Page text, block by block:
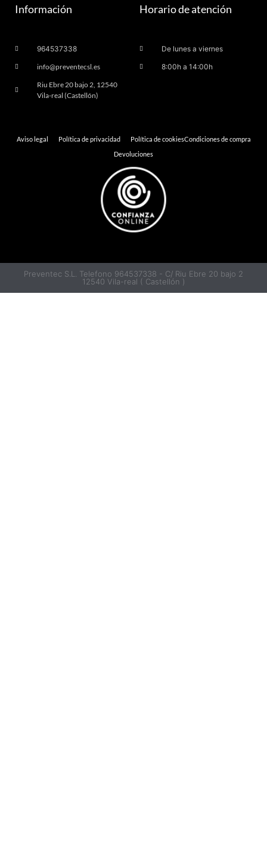
Información
964537338
info@preventecsl.es
Riu Ebre 20 bajo 2, 12540
Vila-real (Castellón)
Horario de atención
De lunes a viernes
8:00h a 14:00h
Aviso legal Política de privacidad Política de cookiesCondiciones de compra
Devoluciones
Preventec S.L. Telefono 964537338 - C/ Riu Ebre 20 bajo 2
12540 Vila-real ( Castellón )